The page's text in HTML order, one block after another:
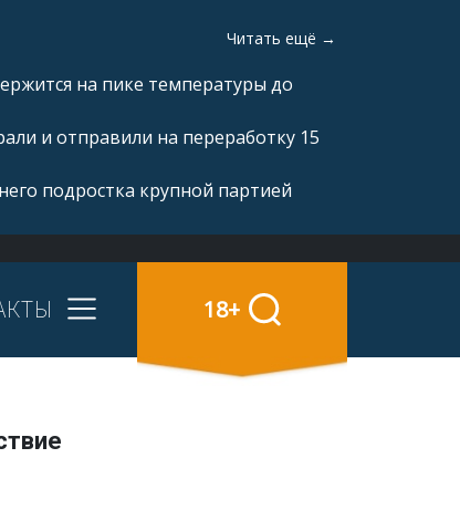
Читать ещё →
на пике температуры до
и отправили на переработку 15
подростка крупной партией
18+